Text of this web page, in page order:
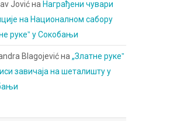
Jovićна Награђени чувари
на Националном сабору
рукеˮ у Сокобањи
Blagojevićна„Златне рукеˮ
завичаја на шеталишту у